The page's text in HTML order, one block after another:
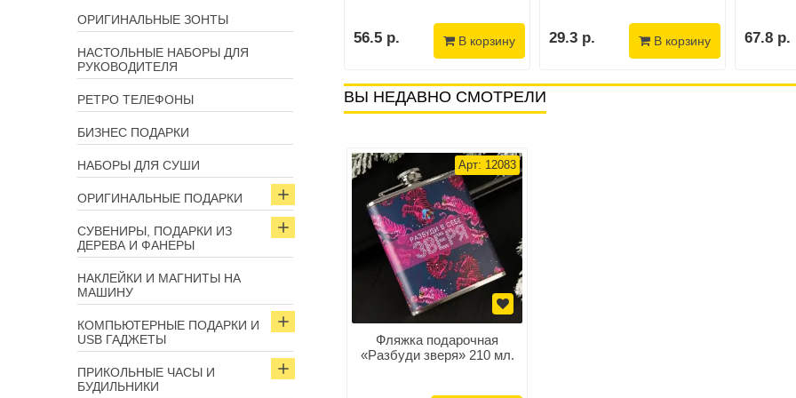
ОРИГИНАЛЬНЫЕ ЗОНТЫ
НАСТОЛЬНЫЕ НАБОРЫ ДЛЯ
РУКОВОДИТЕЛЯ
РЕТРО ТЕЛЕФОНЫ
БИЗНЕС ПОДАРКИ
НАБОРЫ ДЛЯ СУШИ
ОРИГИНАЛЬНЫЕ ПОДАРКИ
СУВЕНИРЫ, ПОДАРКИ ИЗ
ДЕРЕВА И ФАНЕРЫ
НАКЛЕЙКИ И МАГНИТЫ НА
МАШИНУ
КОМПЬЮТЕРНЫЕ ПОДАРКИ И
USB ГАДЖЕТЫ
ПРИКОЛЬНЫЕ ЧАСЫ И
БУДИЛЬНИКИ
25.9 р. 56.5 р. В корзину 29.3 р. В корзину 67.8 р.
ВЫ НЕДАВНО СМОТРЕЛИ
Арт: 12083
Фляжка подарочная
«Разбуди зверя» 210 мл.